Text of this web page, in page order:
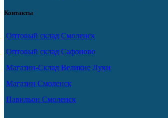
Контакты
Оптовый склад Смоленск
Оптовый склад Сафоново
Магазин-Склад Великие Луки
Магазин Смоленск
Павильон Смоленск